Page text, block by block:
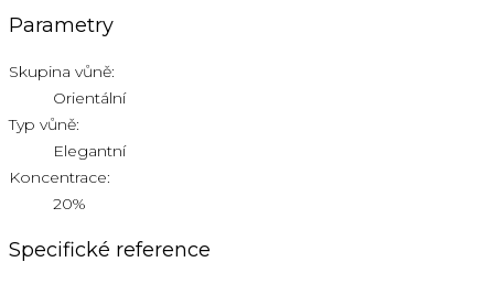
Parametry
Skupina vůně:
Orientální
Typ vůně:
Elegantní
Koncentrace:
20%
Specifické reference